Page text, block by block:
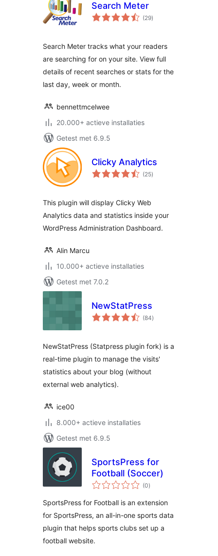
Search Meter
(29totaal
waarderingen
)
Search Meter tracks what your readers
are searching for on your site. View full
details of recent searches or stats for the
last day, week or month.
bennettmcelwee
20.000+ actieve installaties
Getest met 6.9.5
Clicky Analytics
(25totaal
waarderingen
)
This plugin will display Clicky Web
Analytics data and statistics inside your
WordPress Administration Dashboard.
Alin Marcu
10.000+ actieve installaties
Getest met 7.0.2
NewStatPress
(84totaal
waarderingen
)
NewStatPress (Statpress plugin fork) is a
real-time plugin to manage the visits'
statistics about your blog (without
external web analytics).
ice00
8.000+ actieve installaties
Getest met 6.9.5
SportsPress for
Football (Soccer)
(0totaal
waarderingen
)
SportsPress for Football is an extension
for SportsPress, an all-in-one sports data
plugin that helps sports clubs set up a
football website.